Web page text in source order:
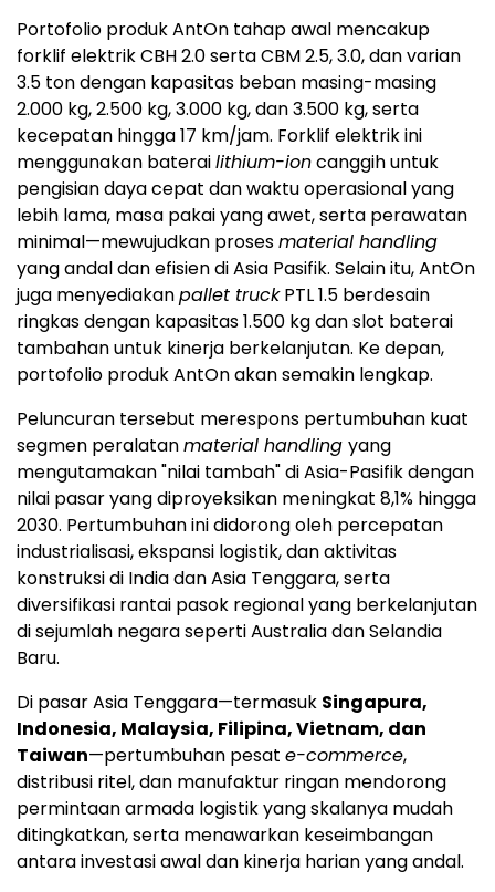
Portofolio produk AntOn tahap awal mencakup
forklif elektrik CBH 2.0 serta CBM 2.5, 3.0, dan varian
3.5 ton dengan kapasitas beban masing-masing
2.000 kg, 2.500 kg, 3.000 kg, dan 3.500 kg, serta
kecepatan hingga 17 km/jam. Forklif elektrik ini
menggunakan baterailithium-ioncanggih untuk
pengisian daya cepat dan waktu operasional yang
lebih lama, masa pakai yang awet, serta perawatan
minimal—mewujudkan prosesmaterial handling
yang andal dan efisien di Asia Pasifik. Selain itu, AntOn
juga menyediakanpallet truckPTL 1.5 berdesain
ringkas dengan kapasitas 1.500 kg dan slot baterai
tambahan untuk kinerja berkelanjutan. Ke depan,
portofolio produk AntOn akan semakin lengkap.
Peluncuran tersebut merespons pertumbuhan kuat
segmen peralatanmaterial handling yang
mengutamakan "nilai tambah" di Asia-Pasifik dengan
nilai pasar yang diproyeksikan meningkat 8,1% hingga
2030. Pertumbuhan ini didorong oleh percepatan
industrialisasi, ekspansi logistik, dan aktivitas
konstruksi di India dan Asia Tenggara, serta
diversifikasi rantai pasok regional yang berkelanjutan
di sejumlah negara seperti Australia dan Selandia
Baru.
Di pasar Asia Tenggara—termasuk Singapura,
Indonesia, Malaysia, Filipina, Vietnam, dan
Taiwan—pertumbuhan pesat e-commerce,
distribusi ritel, dan manufaktur ringan mendorong
permintaan armada logistik yang skalanya mudah
ditingkatkan, serta menawarkan keseimbangan
antara investasi awal dan kinerja harian yang andal.